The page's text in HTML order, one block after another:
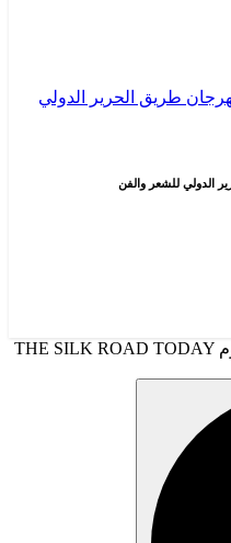
الدولي للشعر والفن
Copyright © 2026 طريق الحرير اليوم THE SILK ROAD TODAY